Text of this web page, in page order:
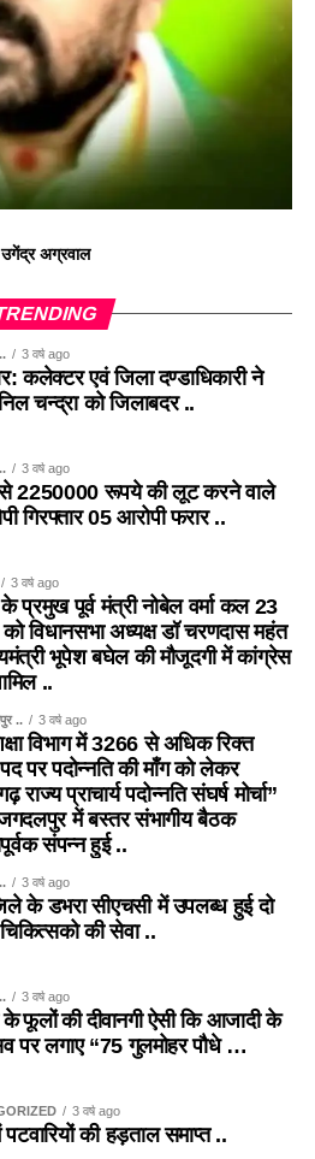
उगेंद्र अग्रवाल
3 वर्ष ago
कलेक्टर एवं जिला दण्डाधिकारी ने
चन्द्रा को जिलाबदर ..
3 वर्ष ago
से 2250000 रूपये की लूट करने वाले
गिरफ्तार 05 आरोपी फरार ..
3 वर्ष ago
के प्रमुख पूर्व मंत्री नोबेल वर्मा कल 23
विधानसभा अध्यक्ष डॉ चरणदास महंत
भूपेश बघेल की मौजूदगी में कांग्रेस
..
.. 3 वर्ष ago
विभाग में 3266 से अधिक रिक्त
पद पर पदोन्नति की माँग को लेकर
राज्य प्राचार्य पदोन्नति संघर्ष मोर्चा”
जगदलपुर में बस्तर संभागीय बैठक
संपन्न हुई ..
3 वर्ष ago
के डभरा सीएचसी में उपलब्ध हुई दो
की सेवा ..
3 वर्ष ago
के फूलों की दीवानगी ऐसी कि आजादी के
पर लगाए “75 गुलमोहर पौधे …
3 वर्ष ago
की हड़ताल समाप्त ..